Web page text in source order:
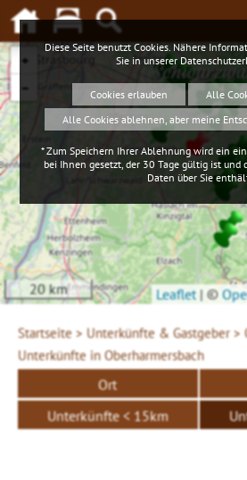
+
−
20 km Leaflet | ©
Startseite > Unterkünfte & Gastgeber >
Unterkünfte in Oberharmersbach
Ort
Unterkünfte < 15km
Diese Seite benutzt Cookies. Nähere
Sie in unserer
Cookies erlauben
Alle
Alle Cookies ablehnen, aber meine
* Zum Speichern Ihrer Ablehnung wird ein
bei Ihnen gesetzt, der 30 Tage gültig ist
Daten über Sie